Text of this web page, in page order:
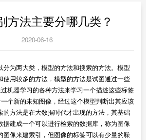
方法主要分哪几类？
2020-06-16
为两大类，模型的方法和搜索的方法。模型
使用较多的方法，模型的方法是试图通过一些
过机器学习的各种方法来学习一个描述这些标签
一个新的未知图像，经过这个模型判断出其应该
的方法是在大数据时代才出现的方法，其基础
据建成一个可以进行检索的数据库，称为图像
图像来建索引，但图像的标签可以有少量的噪